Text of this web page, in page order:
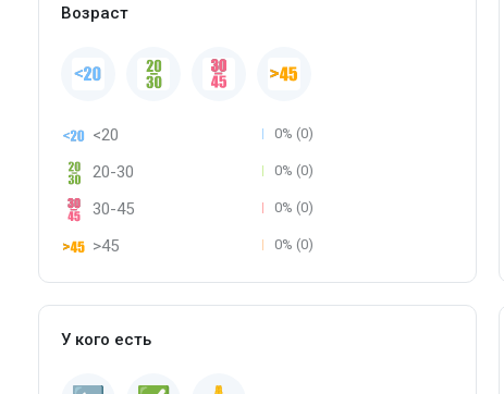
Возраст
<20 0% (0)
20-30 0% (0)
30-45 0% (0)
>45 0% (0)
У кого есть